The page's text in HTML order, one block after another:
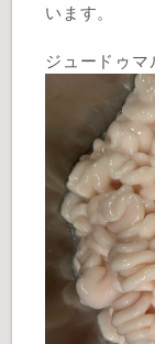
います。
ジュードゥ